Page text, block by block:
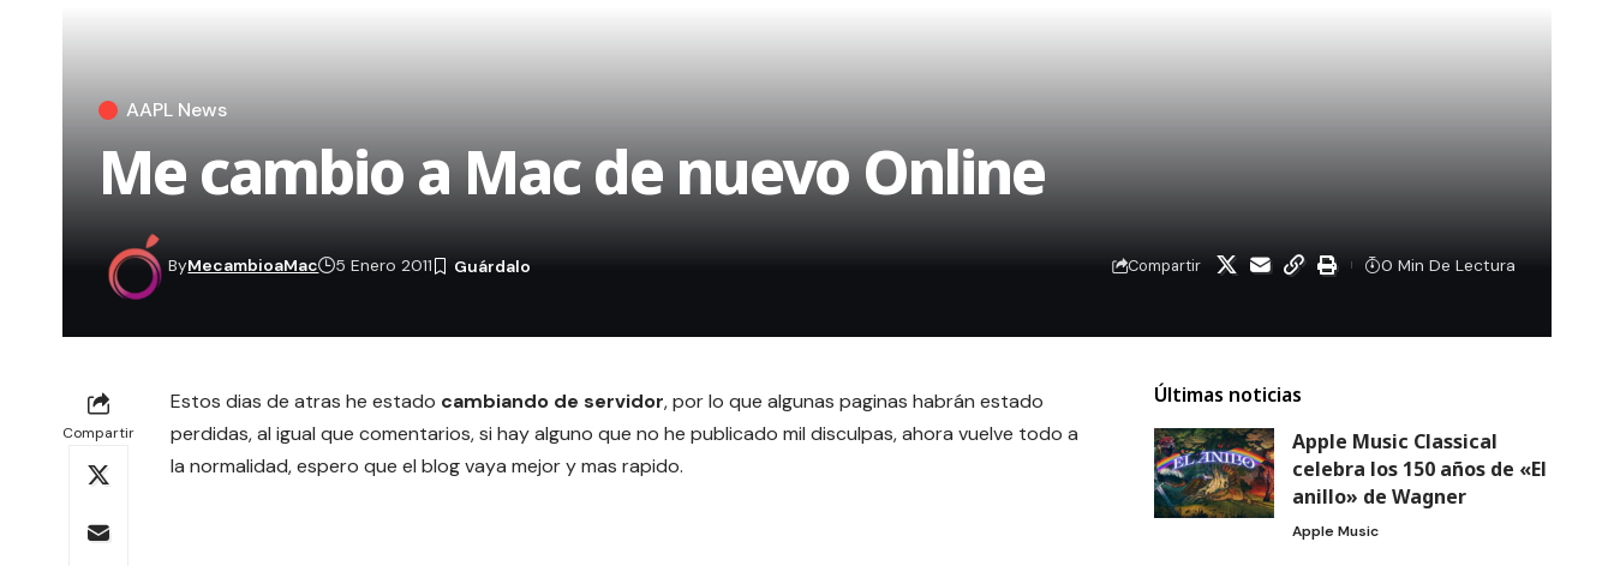
AAPL News
Me cambio a Mac de nuevo Online
ByMecambioaMac 5 Enero 2011 Compartir 0 Min De Lectura
Compartir
Estos dias de atras he estado cambiando de servidor, por lo que algunas paginas habrán estado
perdidas, al igual que comentarios, si hay alguno que no he publicado mil disculpas, ahora vuelve todo a
la normalidad, espero que el blog vaya mejor y mas rapido.
Últimas noticias
Apple Music Classical
celebra los 150 años de «El
anillo» de Wagner
Apple Music